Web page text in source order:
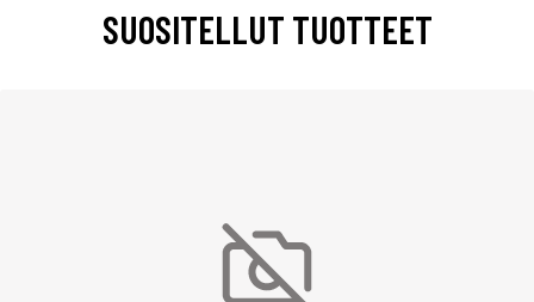
SUOSITELLUT TUOTTEET